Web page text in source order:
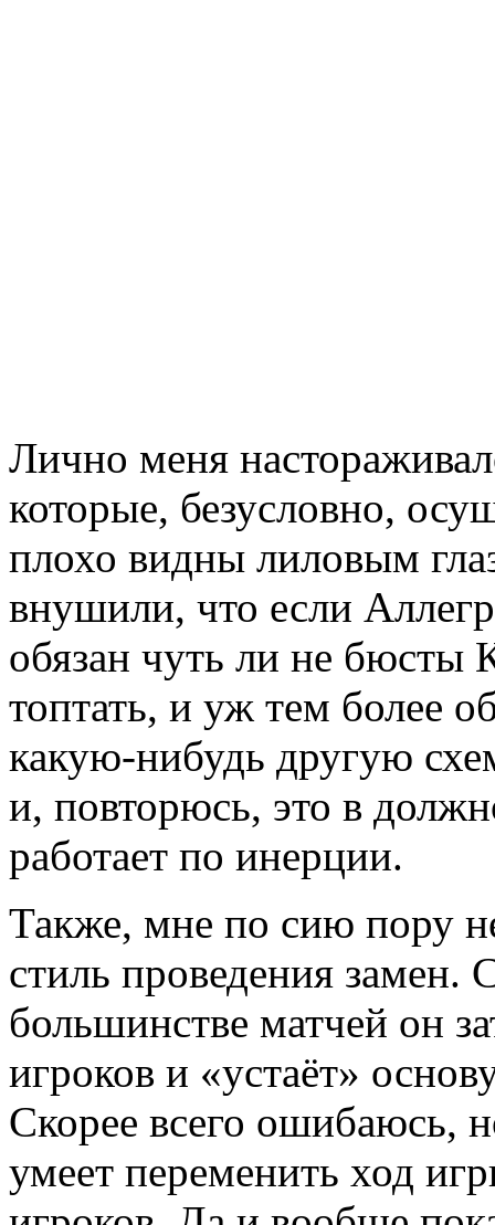
Лично меня
которые, безусловно,
плохо видны лиловым
внушили, что если
обязан чуть ли не бюсты
топтать, и уж тем более
какую-нибудь другую
и, повторюсь, это в
работает по инерции.
Также, мне по сию пору
стиль проведения
большинстве матчей он
игроков и «устаёт»
Скорее всего ошибаюсь,
умеет переменить ход